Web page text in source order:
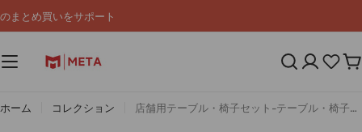
ン
ン
ツ
ス
まとめ買いをサポート
カ
ホーム コレクション 店舗用テーブル・椅子セット-テーブル・椅子セット